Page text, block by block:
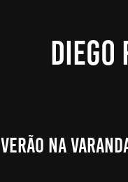
DIEGO
Verão Na